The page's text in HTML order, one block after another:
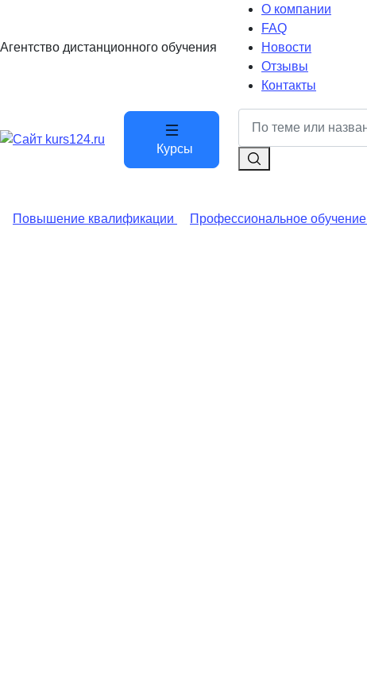
Агентство дистанционного обучения
О компании
FAQ
Новости
Отзывы
Контакты
Курсы
Повышение квалификации Профессиональное обучение